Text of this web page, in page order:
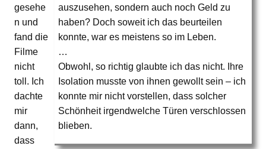
auszusehen, sondern auch noch Geld zu
haben? Doch soweit ich das beurteilen
konnte, war es meistens so im Leben.
…
Obwohl, so richtig glaubte ich das nicht. Ihre
Isolation musste von ihnen gewollt sein – ich
konnte mir nicht vorstellen, dass solcher
Schönheit irgendwelche Türen verschlossen
blieben.
gesehe
n und
fand die
Filme
nicht
toll. Ich
dachte
mir
dann,
dass